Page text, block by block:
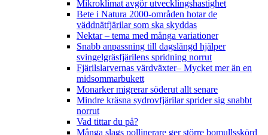
Mikroklimat avgör utvecklingshastighet
Bete i Natura 2000-områden hotar de
väddnätfjärilar som ska skyddas
Nektar – tema med många variationer
Snabb anpassning till dagslängd hjälper
svingelgräsfjärilens spridning norrut
Fjärilslarvernas värdväxter– Mycket mer än en
midsommarbukett
Monarker migrerar söderut allt senare
Mindre kräsna sydrovfjärilar sprider sig snabbt
norrut
Vad tittar du på?
Många slags pollinerare ger större bomullsskörd